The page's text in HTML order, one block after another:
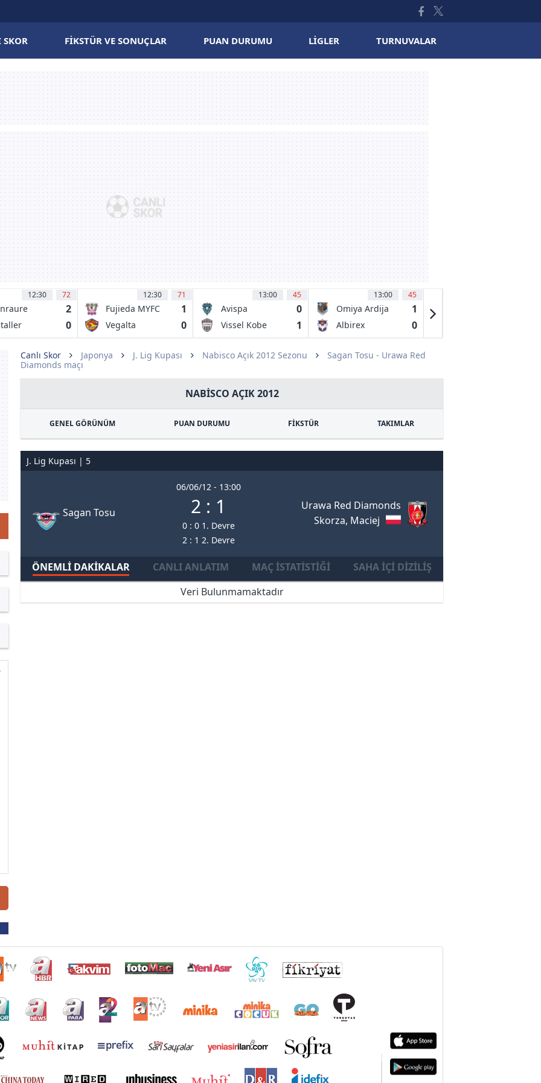
SKOR FIKSTÜR VE SONUÇLAR PUAN DURUMU LIGLER TURNUVALAR
12:30 72
FC
2
0
12:30 71
Fujieda MYFC 1
Vegalta
0
13:00 45
Avispa
Fukuoka
0
Vissel Kobe 1
13:00 45
Omiya Ardija 1
Albirex
0
Canlı Skor Japonya J. Lig Kupası Nabisco Açık 2012 Sezonu
Sagan Tosu - Urawa Red
Diamonds maçı
NABISCO AÇIK 2012
GENEL GÖRÜNÜM PUAN DURUMU FİKSTÜR TAKIMLAR
J. Lig Kupası | 5
Sagan Tosu
06/06/12 - 13:00
2 : 1
0 : 0 1. Devre
2 : 1 2. Devre
Urawa Red Diamonds
Skorza, Maciej
ÖNEMLI DAKIKALAR CANLI ANLATIM MAÇ İSTATISTIĞI
SAHA İÇI DIZILIŞ
Veri Bulunmamaktadır